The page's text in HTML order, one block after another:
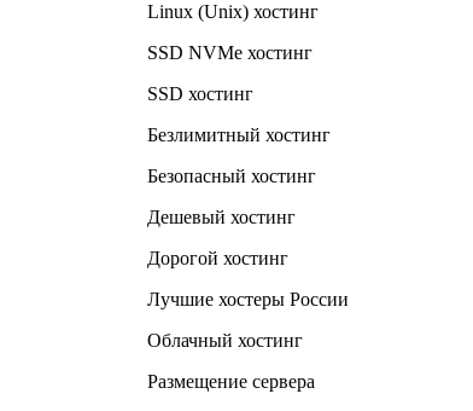
Linux (Unix) хостинг
SSD NVMe хостинг
SSD хостинг
Безлимитный хостинг
Безопасный хостинг
Дешевый хостинг
Дорогой хостинг
Лучшие хостеры России
Облачный хостинг
Размещение сервера